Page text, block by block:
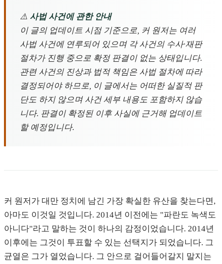
⚠️ 사법 사건에 관한 안내
이 글의 업데이트 시점 기준으로, 커 원저는 여러
사법 사건에 연루되어 있으며 각 사건의 수사·재판
절차가 진행 중으로 확정 판결이 없는 상태입니다.
관련 사건의 진상과 법적 책임은 사법 절차에 따라
결정되어야 하므로, 이 글에서는 어떠한 실질적 판
단도 하지 않으며 사건 세부 내용도 포함하지 않습
니다. 판결이 확정된 이후 사실에 근거해 업데이트
할 예정입니다.
커 원저가 대만 정치에 남긴 가장 확실한 유산을 찾는다면,
아마도 이것일 것입니다. 2014년 이전에는 "파란도 녹색도
아니다"라고 말하는 것이 하나의 감정이었습니다. 2014년
이후에는 그것이 투표할 수 있는 선택지가 되었습니다. 그
균열은 그가 열었습니다. 그 안으로 걸어들어갈지 말지는